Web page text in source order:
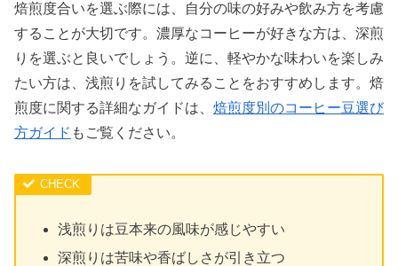
焙煎度合いを選ぶ際には、自分の味の好みや飲み方を考慮
することが大切です。濃厚なコーヒーが好きな方は、深煎
りを選ぶと良いでしょう。逆に、軽やかな味わいを楽しみ
たい方は、浅煎りを試してみることをおすすめします。焙
煎度に関する詳細なガイドは、 焙煎度別のコーヒー豆選び
方ガイド もご覧ください。
浅煎りは豆本来の風味が感じやすい
深煎りは苦味や香ばしさが引き立つ